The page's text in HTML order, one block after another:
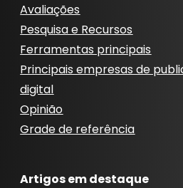
Avaliações
Pesquisa e Recursos
Ferramentas principais
Principais empresas de
digital
Opinião
Grade de referência
Artigos em destaque